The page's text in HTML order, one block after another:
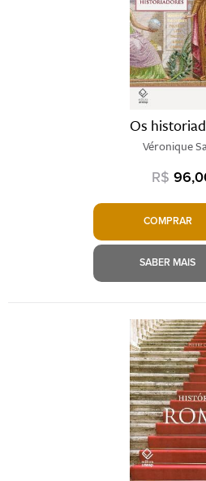
Os
Véronique
R$
COMPRAR
SABER MAIS